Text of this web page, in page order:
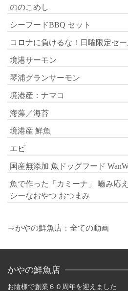
ののこめし
シーフードBBQ セット
コロナに負けるな！日曜限定セ
境港サーモン
琴浦グランサーモン
境港産：ナマコ
海藻／海苔
境港産 鮮魚
エビ
国産無添加 魚ドッグフード
魚で作った「カミーナ」 嚙み応
シーなおやつ おつまみ
⇒かやの鮮魚店：全ての動画
かやの鮮魚店
お陰様で創業６０周年を迎えました